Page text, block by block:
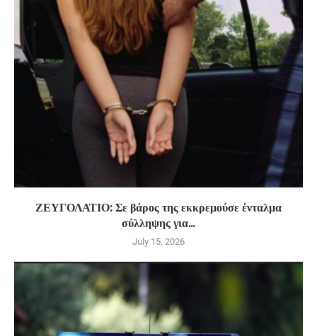
ΖΕΥΓΟΛΑΤΙΟ: Σε βάρος της εκκρεμούσε ένταλμα
σύλληψης για...
July 15, 2026